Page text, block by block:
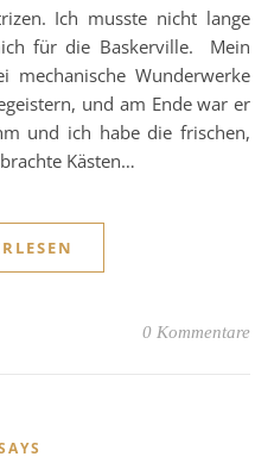
Ich musste nicht lange
für die Baskerville. Mein
Wunderwerke
und am Ende war er
und ich habe die frischen,
Kästen…
0 Kommentare